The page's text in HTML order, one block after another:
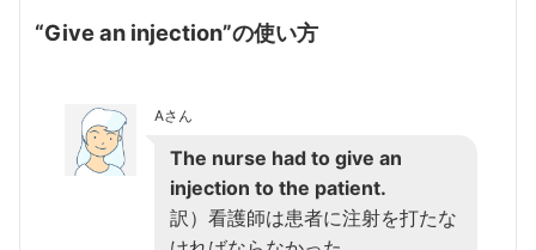
“Give an injection”の使い方
Aさん
The nurse had to give an
injection to the patient.
訳）看護師は患者に注射を打たな